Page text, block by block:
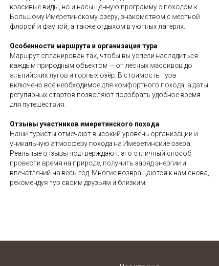
красивые виды, но и насыщенную программу с походом к
Большому Имеретинскому озеру, знакомством с местной
флорой и фауной, а также отдыхом в уютных лагерях.
Особенности маршрута и организация тура
Маршрут спланирован так, чтобы вы успели насладиться
каждым природным объектом — от лесных массивов до
альпийских лугов и горных озёр. В стоимость тура
включено всё необходимое для комфортного похода, а даты
регулярных стартов позволяют подобрать удобное время
для путешествия.
Отзывы участников имеретинского похода
Наши туристы отмечают высокий уровень организации и
уникальную атмосферу похода на Имеретинские озера.
Реальные отзывы подтверждают: это отличный способ
провести время на природе, получить заряд энергии и
впечатлений на весь год. Многие возвращаются к нам снова,
рекомендуя тур своим друзьям и близким.